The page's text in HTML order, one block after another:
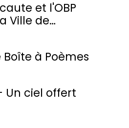
et l'OBP
Ville de
Boîte à Poèmes
Un ciel offert